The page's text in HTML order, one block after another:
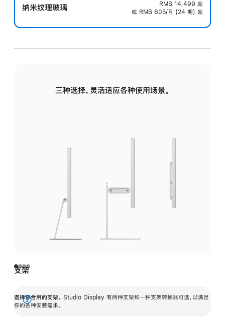
纳米纹理玻璃 RMB 14,499 起
或 RMB 605/月 (24 期) 起
三种选择，灵活适应各种使用场景。
支架
选择你合用的支架。 Studio Display 有两种支架和一种支架转换器可选，以满足
你的各种安装需求。
展